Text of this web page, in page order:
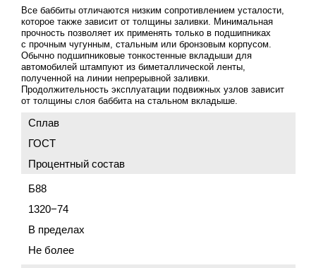
Все баббиты отличаются низким сопротивлением усталости,
которое также зависит от толщины заливки. Минимальная
прочность позволяет их применять только в подшипниках
с прочным чугунным, стальным или бронзовым корпусом.
Обычно подшипниковые тонкостенные вкладыши для
автомобилей штампуют из биметаллической ленты,
полученной на линии непрерывной заливки.
Продолжительность эксплуатации подвижных узлов зависит
от толщины слоя баббита на стальном вкладыше.
Сплав
ГОСТ
Процентный состав
Б88
1320−74
В пределах
Не более